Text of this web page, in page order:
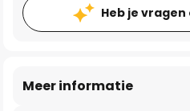
Heb je
Meer informatie